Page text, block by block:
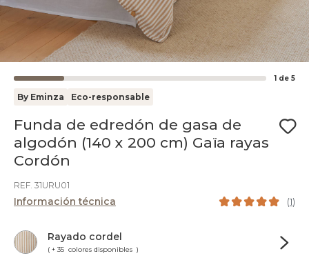
1 de 5
By Eminza Eco-responsable
Funda de edredón de gasa de
algodón (140 x 200 cm) Gaïa rayas
Cordón
REF. 31URU01
Información técnica (1)
Rayado cordel
( + 35 colores disponibles )